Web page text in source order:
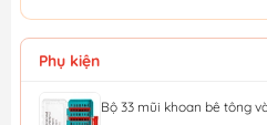
Phụ kiện
Bộ 33 mũi khoan bê tông